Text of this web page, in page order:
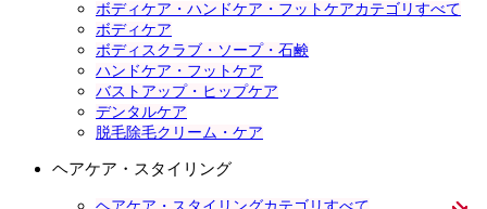
ボディケア・ハンドケア・フットケアカテゴリすべて
ボディケア
ボディスクラブ・ソープ・石鹸
ハンドケア・フットケア
バストアップ・ヒップケア
デンタルケア
脱毛除毛クリーム・ケア
ヘアケア・スタイリング